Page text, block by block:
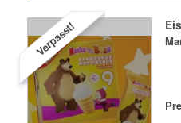
Verpasst!